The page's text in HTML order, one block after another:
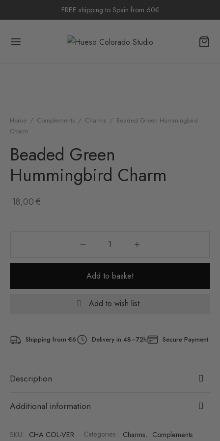
FREE shipping to Spain from 60€
Home / Complements / Charms / Beaded Green Hummingbird
Charm
Beaded Green
Hummingbird Charm
18,00€
Add to basket
Add to wish list
Shipping from €6 Delivery in 48–72h Secure Payment
Description
Additional information
SKU: CHA COL-VER Categories: Charms, Complements